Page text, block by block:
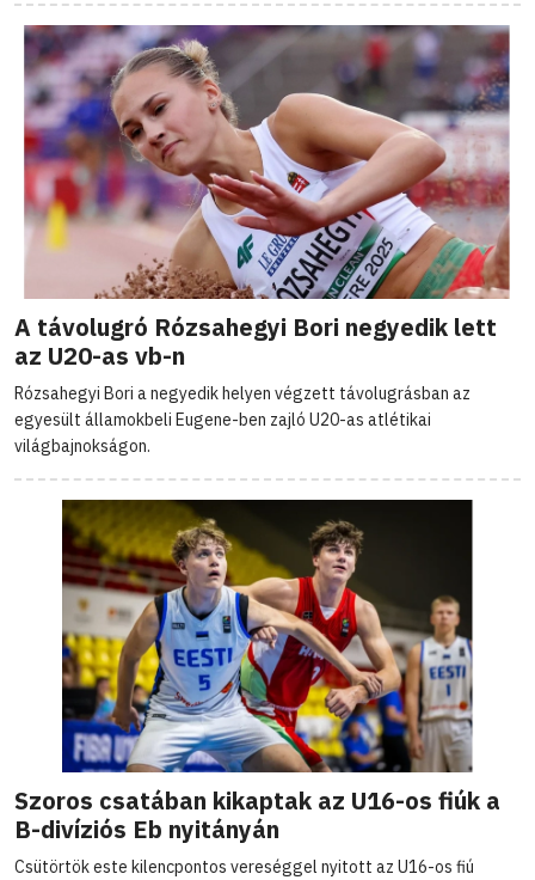
A távolugró Rózsahegyi Bori negyedik lett
az U20-as vb-n
Rózsahegyi Bori a negyedik helyen végzett távolugrásban az
egyesült államokbeli Eugene-ben zajló U20-as atlétikai
világbajnokságon.
Szoros csatában kikaptak az U16-os fiúk a
B-divíziós Eb nyitányán
Csütörtök este kilencpontos vereséggel nyitott az U16-os fiú